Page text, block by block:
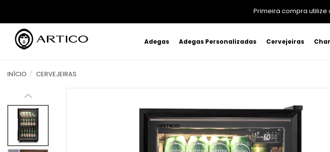
Primeira compra utilize
Adegas Adegas Personalizadas Cervejeiras
INÍCIO CERVEJEIRAS